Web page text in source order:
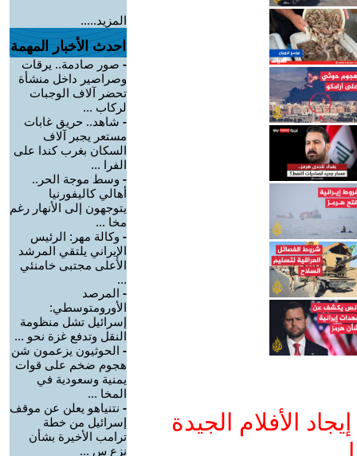
الأفلام الجيدة
المزيد.....
احدث الأخبار المهمة
- صور صادمة.. يرقات
وصراصير داخل منشأة
تحضر آلاف الوجبات
لركاب ...
- شاهد.. حريق غابات
مستعر يجبر آلاف
السكان بغرب كندا على
الفرا ...
- وسط موجة الحر..
أهالي كاليفورنيا
يتوجهون إلى الأنهار رغم
مخا ...
- وكالة مهر: الرئيس
الإيراني يلتقي المرشد
الأعلى مجتبى خامنئي
...
- المرصد
الأورومتوسطي:
إسرائيل تشل منظومة
النقل وتدفع غزة نحو ...
- الحوثيون يزعمون شن
هجوم ضخم على قوات
يمنية وسعودية في
المخا ...
- نتنياهو يعلن عن موقف
إسرائيل من خطة
ترامب الأخيرة بشأن
نزع س ...